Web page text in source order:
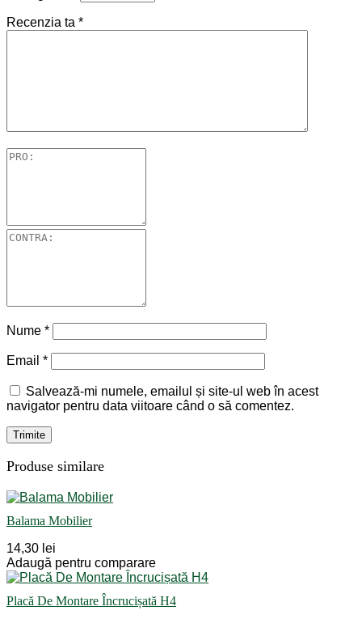
Recenzia ta *
Nume *
Email *
Salvează-mi numele, emailul și site-ul web în acest
navigator pentru data viitoare când o să comentez.
Produse similare
Balama Mobilier
14,30 lei
Adaugă pentru comparare
Placă De Montare Încrucișată H4